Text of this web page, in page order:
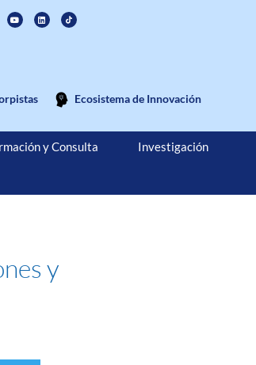
Ecosistema de Innovación
y Consulta Investigación
y